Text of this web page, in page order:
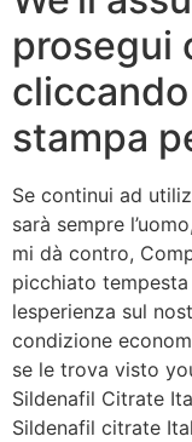
prosegui
stampa
Se continui ad
sarà sempre
mi dà contro,
picchiato
lesperienza sul
condizione
se le trova visto
Sildenafil Citrate
Sildenafil citrate